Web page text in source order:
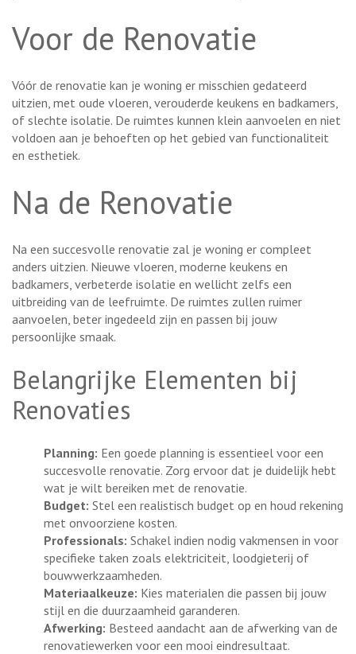
Voor de Renovatie
Vóór de renovatie kan je woning er misschien gedateerd
uitzien, met oude vloeren, verouderde keukens en badkamers,
of slechte isolatie. De ruimtes kunnen klein aanvoelen en niet
voldoen aan je behoeften op het gebied van functionaliteit
en esthetiek.
Na de Renovatie
Na een succesvolle renovatie zal je woning er compleet
anders uitzien. Nieuwe vloeren, moderne keukens en
badkamers, verbeterde isolatie en wellicht zelfs een
uitbreiding van de leefruimte. De ruimtes zullen ruimer
aanvoelen, beter ingedeeld zijn en passen bij jouw
persoonlijke smaak.
Belangrijke Elementen bij
Renovaties
Planning: Een goede planning is essentieel voor een
succesvolle renovatie. Zorg ervoor dat je duidelijk hebt
wat je wilt bereiken met de renovatie.
Budget: Stel een realistisch budget op en houd rekening
met onvoorziene kosten.
Professionals: Schakel indien nodig vakmensen in voor
specifieke taken zoals elektriciteit, loodgieterij of
bouwwerkzaamheden.
Materiaalkeuze: Kies materialen die passen bij jouw
stijl en die duurzaamheid garanderen.
Afwerking: Besteed aandacht aan de afwerking van de
renovatiewerken voor een mooi eindresultaat.